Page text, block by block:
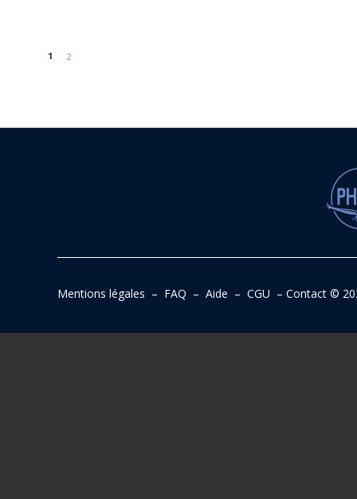
1 2
Mentions légales – FAQ – Aide – CGU – Contact©